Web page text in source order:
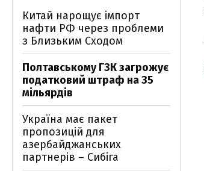
Китай нарощує імпорт
нафти РФ через проблеми
з Близьким Сходом
Полтавському ГЗК загрожує
податковий штраф на 35
мільярдів
Україна має пакет
пропозицій для
азербайджанських
партнерів – Сибіга